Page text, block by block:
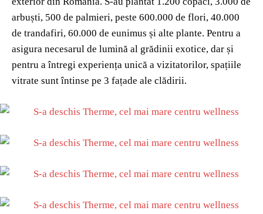
arbuști, 500 de palmieri, peste 600.000 de flori, 40.000
de trandafiri, 60.000 de eunimus și alte plante. Pentru a
asigura necesarul de lumină al grădinii exotice, dar și
pentru a întregi experiența unică a vizitatorilor, spațiile
vitrate sunt întinse pe 3 fațade ale clădirii.